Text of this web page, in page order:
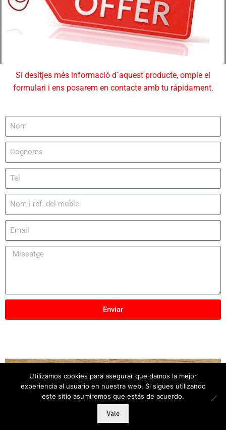
Si desitjes més informació d´aquest producte, omple el
formulari i ens posarem en contacte amb tu rápidament.
Enviar
Copyright © 2025 Mobles Elber – Tots els drets
reservats
Utilizamos cookies para asegurar que damos la mejor
experiencia al usuario en nuestra web. Si sigues utilizando
este sitio asumiremos que estás de acuerdo.
Vale